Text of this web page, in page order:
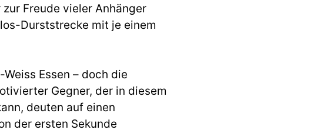
Freude vieler Anhänger
Durststrecke mit je einem
Essen – doch die
Gegner, der in diesem
deuten auf einen
der ersten Sekunde